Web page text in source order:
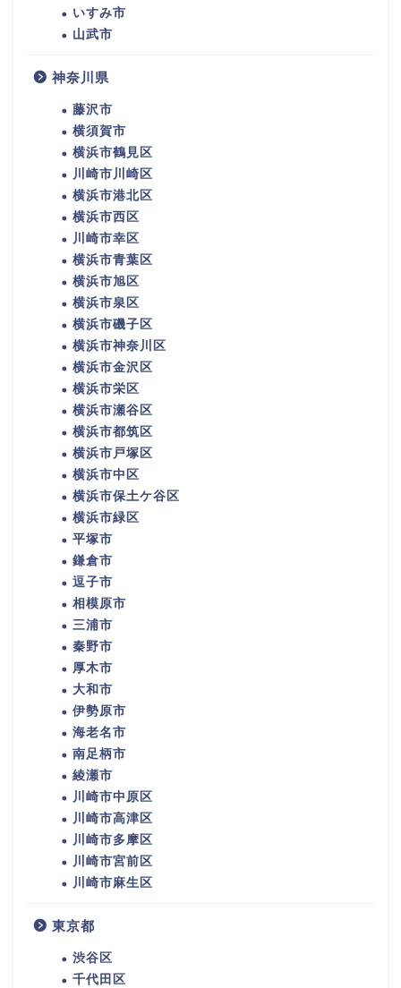
いすみ市
山武市
神奈川県
藤沢市
横須賀市
横浜市鶴見区
川崎市川崎区
横浜市港北区
横浜市西区
川崎市幸区
横浜市青葉区
横浜市旭区
横浜市泉区
横浜市磯子区
横浜市神奈川区
横浜市金沢区
横浜市栄区
横浜市瀬谷区
横浜市都筑区
横浜市戸塚区
横浜市中区
横浜市保土ケ谷区
横浜市緑区
平塚市
鎌倉市
逗子市
相模原市
三浦市
秦野市
厚木市
大和市
伊勢原市
海老名市
南足柄市
綾瀬市
川崎市中原区
川崎市高津区
川崎市多摩区
川崎市宮前区
川崎市麻生区
東京都
渋谷区
千代田区